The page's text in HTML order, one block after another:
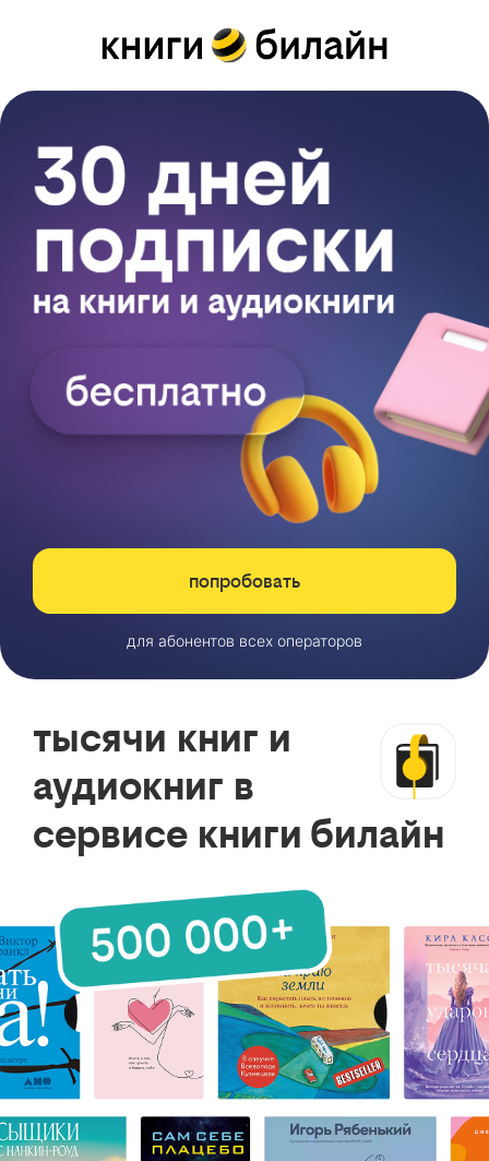
попробовать
для абонентов всех операторов
тысячи книг и
аудиокниг в
сервисе книги билайн